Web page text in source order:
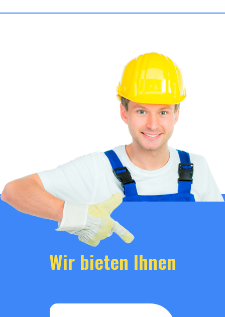
Wir bieten Ihnen